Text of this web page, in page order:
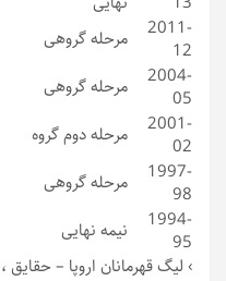
2011-
12
مرحله گروهی
2004-
05
مرحله گروهی
2001-
02
مرحله دوم گروه
1997-
98
مرحله گروهی
1994-
95
نیمه نهایی
› لیگ قهرمانان اروپا – حقایق